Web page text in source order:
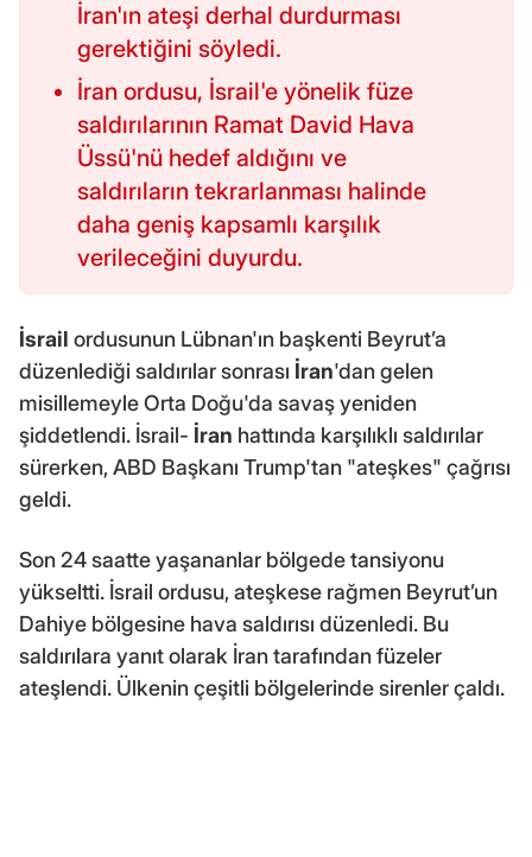
İran'ın ateşi derhal durdurması
gerektiğini söyledi.
İran ordusu, İsrail'e yönelik füze
saldırılarının Ramat David Hava
Üssü'nü hedef aldığını ve
saldırıların tekrarlanması halinde
daha geniş kapsamlı karşılık
verileceğini duyurdu.
İsrail ordusunun Lübnan'ın başkenti Beyrut’a
düzenlediği saldırılar sonrası İran'dan gelen
misillemeyle Orta Doğu'da savaş yeniden
şiddetlendi. İsrail- İran hattında karşılıklı saldırılar
sürerken, ABD Başkanı Trump'tan "ateşkes" çağrısı
geldi.
Son 24 saatte yaşananlar bölgede tansiyonu
yükseltti. İsrail ordusu, ateşkese rağmen Beyrut’un
Dahiye bölgesine hava saldırısı düzenledi. Bu
saldırılara yanıt olarak İran tarafından füzeler
ateşlendi. Ülkenin çeşitli bölgelerinde sirenler çaldı.